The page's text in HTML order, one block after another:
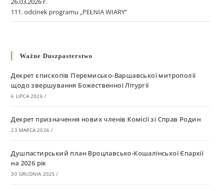
111. odcinek programu „PEŁNIA WIARY”
Ważne Duszpasterstwo
Декрет єпископів Перемисько-Варшавської митрополії
щодо звершування Божественної Літургії
6 LIPCA 2026 /
Декрет призначення нових членів Комісії зі Справ Родин
23 MARCA 2026 /
Душпастирський план Вроцлавсько-Кошалінської Єпархії
на 2026 рік
30 GRUDNIA 2025 /